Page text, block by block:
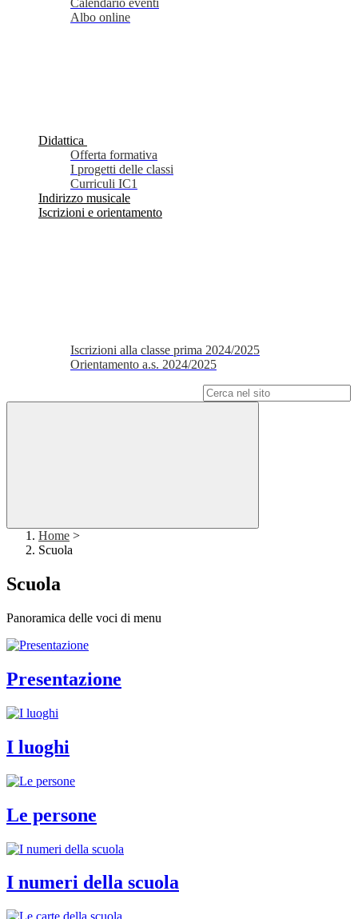
Calendario eventi
Albo online
Didattica
Offerta formativa
I progetti delle classi
Curriculi IC1
Indirizzo musicale
Iscrizioni e orientamento
Iscrizioni alla classe prima 2024/2025
Orientamento a.s. 2024/2025
Home >
Scuola
Scuola
Panoramica delle voci di menu
Presentazione
I luoghi
Le persone
I numeri della scuola